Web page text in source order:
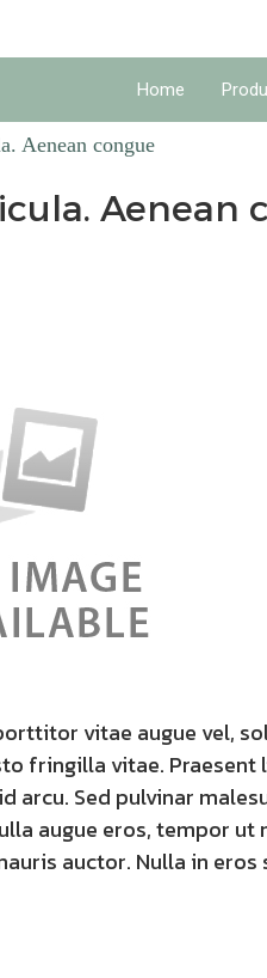
Home
Aenean congue
Aenean
vitae augue vel,
fringilla vitae.
Sed pulvinar
augue eros, tempor ut
auctor. Nulla in